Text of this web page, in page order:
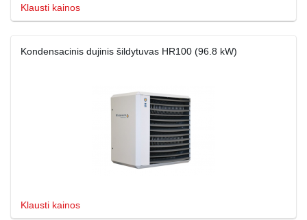
Klausti kainos
Kondensacinis dujinis šildytuvas HR100 (96.8 kW)
Klausti kainos